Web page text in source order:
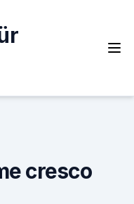
cresco